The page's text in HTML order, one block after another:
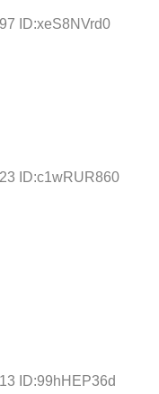
ID:xeS8NVrd0
ID:c1wRUR860
ID:99hHEP36d